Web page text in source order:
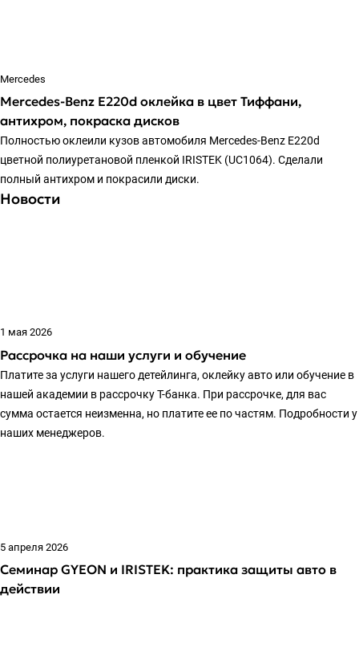
Mercedes
Mercedes-Benz E220d оклейка в цвет Тиффани,
антихром, покраска дисков
Полностью оклеили кузов автомобиля Mercedes-Benz E220d
цветной полиуретановой пленкой IRISTEK (UC1064). Сделали
полный антихром и покрасили диски.
Новости
1 мая 2026
Рассрочка на наши услуги и обучение
Платите за услуги нашего детейлинга, оклейку авто или обучение в
нашей академии в рассрочку Т-банка. При рассрочке, для вас
сумма остается неизменна, но платите ее по частям. Подробности у
наших менеджеров.
5 апреля 2026
Семинар GYEON и IRISTEK: практика защиты авто в
действии